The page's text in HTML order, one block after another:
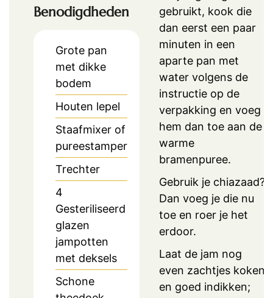
Benodigdheden
Grote pan
met dikke
bodem
Houten lepel
Staafmixer of
pureestamper
Trechter
4
Gesteriliseerd
glazen
jampotten
met deksels
Schone
gebruikt, kook die
dan eerst een paar
minuten in een
aparte pan met
water volgens de
instructie op de
verpakking en voeg
hem dan toe aan de
warme
bramenpuree.
Gebruik je chiazaad?
Dan voeg je die nu
toe en roer je het
erdoor.
Laat de jam nog
even zachtjes koken
en goed indikken;